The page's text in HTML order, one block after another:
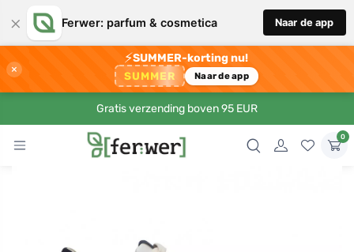
× Ferwer: parfum & cosmetica Naar de app
×
⚡SUMMER-korting nu!
SUMMER Naar de app
Gratis verzending boven 95 EUR
0